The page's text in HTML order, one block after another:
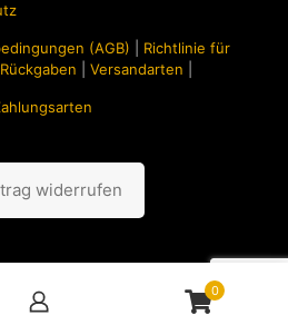
(AGB)
Richtlinie für
Versandarten
widerrufen
0